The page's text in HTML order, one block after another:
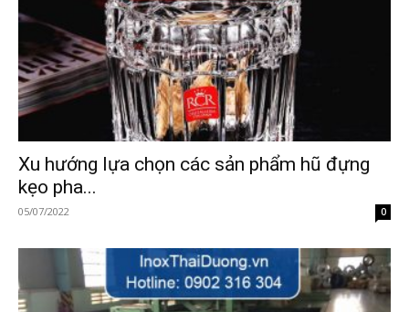
Xu hướng lựa chọn các sản phẩm hũ đựng
kẹo pha...
05/07/2022 0